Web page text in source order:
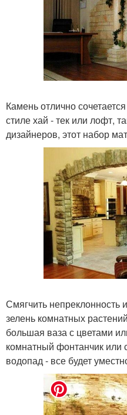
Камень отлично
стиле хай - тек или лофт,
дизайнеров, этот набор
Смягчить непреклонность
зелень комнатных
большая ваза с цветами
комнатный фонтанчик или
водопад - все будет